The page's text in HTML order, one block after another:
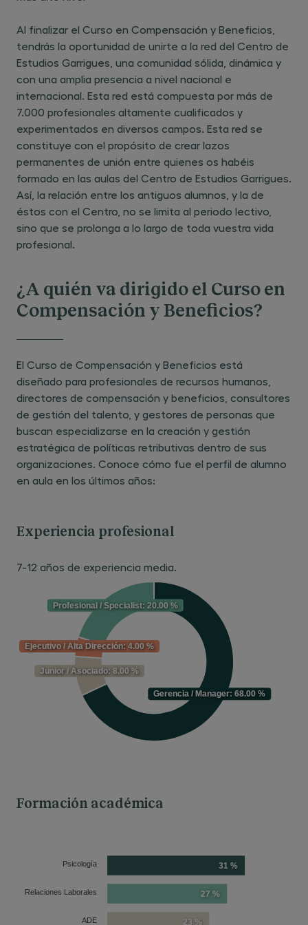
compensación
Adriana Vallejo Suarez de Puga:
Compensación y Beneficios en
Rafael Barrilero Yarnoz:consejero,
Senior Advisor, Consultoría
Personas, Compensación y
Beneficios en Mercer.
Javier Verdeal: Rewards director -
Europe at L'Oréal
Esther Maza Caso:
Socio del
Departamento Laboral en Baker &
McKenzie
Joaquín Armero de Dueñas:
director de RRHH España en
Johnson Controls BT&S.
Analytics Professional; Data &
Analytics Assessment; People
Analytics Advisor; Power BI Exper;
Organizational Network Analysis;
Codirectora del Programa Experto
en People Analytics, en el Centro
de Estudios Garrigues.
Al finalizar el Curso en Compensación y Beneficios,
tendrás la oportunidad de unirte a la red del Centro de
Estudios Garrigues, una comunidad sólida, dinámica y
con una amplia presencia a nivel nacional e
internacional. Esta red está compuesta por más de
7.000 profesionales altamente cualificados y
experimentados en diversos campos. Esta red se
constituye con el propósito de crear lazos
permanentes de unión entre quienes os habéis
formado en las aulas del Centro de Estudios Garrigues.
Así, la relación entre los antiguos alumnos, y la de
éstos con el Centro, no se limita al periodo lectivo,
sino que se prolonga a lo largo de toda vuestra vida
profesional.
¿A quién va dirigido el Curso en
Compensación y Beneficios?
El Curso de Compensación y Beneficios está
diseñado para profesionales de recursos humanos,
directores de compensación y beneficios, consultores
de gestión del talento, y gestores de personas que
buscan especializarse en la creación y gestión
estratégica de políticas retributivas dentro de sus
organizaciones. Conoce cómo fue el perfil de alumno
en aula en los últimos años:
Experiencia profesional
7-12 años de experiencia media.
Gerencia / Manager: 68.00 %
Junior / Asociado: 8.00 %
Ejecutivo / Alta Dirección: 4.00 %
Profesional / Specialist: 20.00 %
Formación académica
31 %
27 %
23 %
Psicología
Relaciones Laborales
ADE